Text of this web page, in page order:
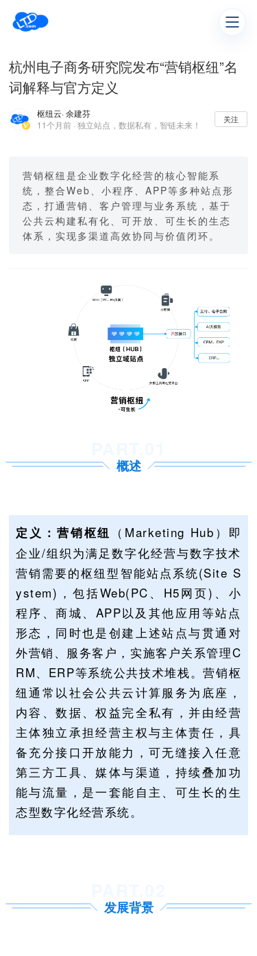
杭州电子商务研究院发布“营销枢纽”名
词解释与官方定义
枢纽云· 余建芬
11个月前 · 独立站点，数据私有，智链未来！
关注
营销枢纽是企业数字化经营的核心智能系
统，整合Web、小程序、APP等多种站点形
态，打通营销、客户管理与业务系统，基于
公共云构建私有化、可开放、可生长的生态
体系，实现多渠道高效协同与价值闭环。
概述
定义： 营销枢纽 （Marketing Hub）即
企业/组织为满足数字化经营与数字技术
营销需要的枢纽型智能站点系统(Site S
ystem)，包括Web(PC、H5网页)、小
程序、商城、APP以及其他应用等站点
形态，同时也是创建上述站点与贯通对
外营销、服务客户，实施客户关系管理C
RM、ERP等系统公共技术堆栈。营销枢
纽通常以社会公共云计算服务为底座，
内容、数据、权益完全私有，并由经营
主体独立承担经营主权与主体责任，具
备充分接口开放能力，可无缝接入任意
第三方工具、媒体与渠道，持续叠加功
能与流量，是一套能自主、可生长的生
态型数字化经营系统。
发展背景